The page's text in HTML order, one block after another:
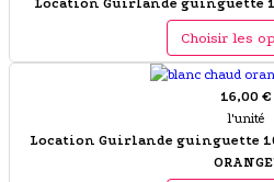
Location Guirlande guinguette
Choisir les
16,00 €
l'unité
Location Guirlande guinguette